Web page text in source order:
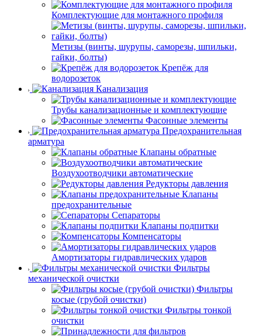
Комплектующие для монтажного профиля
Метизы (винты, шурупы, саморезы, шпильки,
гайки, болты)
Крепёж для
водорозеток
Канализация
Трубы канализационные и комплектующие
Фасонные элементы
Предохранительная
арматура
Клапаны обратные
Воздухоотводчики автоматические
Редукторы давления
Клапаны
предохранительные
Сепараторы
Клапаны подпитки
Компенсаторы
Амортизаторы гидравлических ударов
Фильтры
механической очистки
Фильтры
косые (грубой очистки)
Фильтры тонкой
очистки